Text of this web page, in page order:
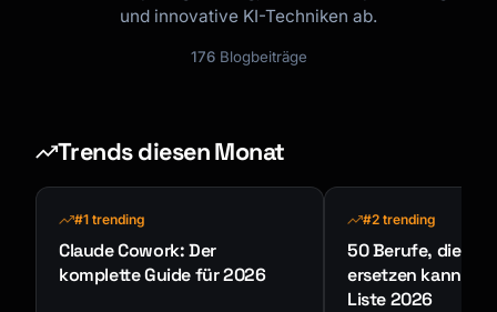
und innovative KI-Techniken ab.
176Blogbeiträge
Trends diesen Monat
#1 trending
Claude Cowork: Der
komplette Guide für 2026
#2 trending
50 Berufe, die KI
ersetzen kann -
Liste 2026